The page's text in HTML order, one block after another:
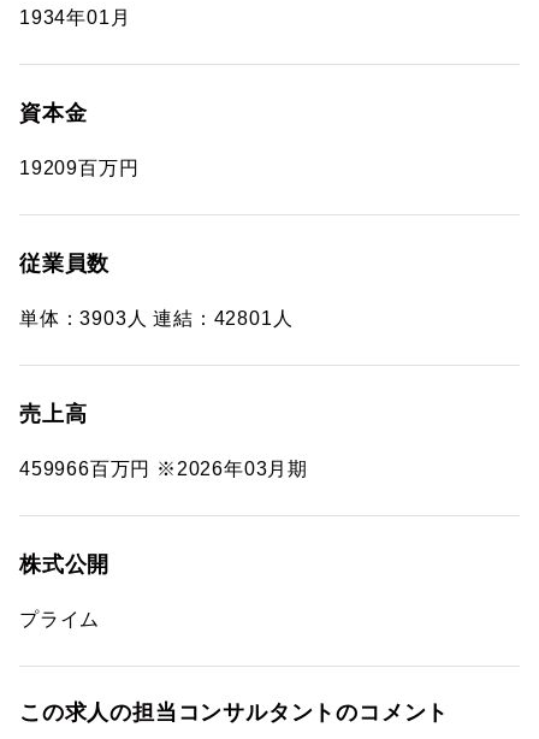
1934年01月
資本金
19209百万円
従業員数
単体：3903人 連結：42801人
売上高
459966百万円 ※2026年03月期
株式公開
プライム
この求人の担当コンサルタントのコメント